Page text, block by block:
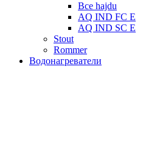
Все hajdu
AQ IND FC E
AQ IND SC E
Stout
Rommer
Водонагреватели